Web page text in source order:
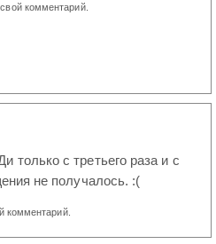
комментарий.
с третьего раза и с
не получалось. :(
комментарий.